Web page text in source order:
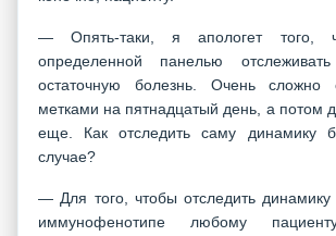
— Опять-таки, я апологет того,
определенной панелью
остаточную болезнь. Очень сложно
метками на пятнадцатый день, а потом
еще. Как отследить саму динамику
случае?
— Для того, чтобы отследить
иммунофенотипе любому